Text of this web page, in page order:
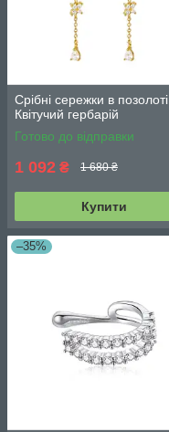
Срібні сережки в позолоті
Квітучий гербарій
Готово до відправки
1 092 ₴ 1 680 ₴
Купити
–35%